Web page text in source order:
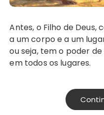
Antes, o Filho de Deus, como homem, era limitado
a um corpo e a um
ou seja, tem o poder
em todos os lugares.